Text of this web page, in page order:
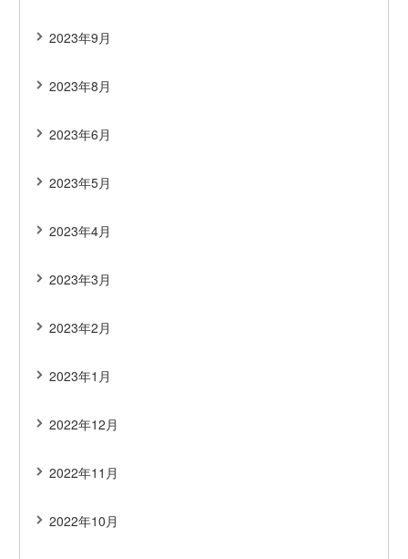
2023年9月
2023年8月
2023年6月
2023年5月
2023年4月
2023年3月
2023年2月
2023年1月
2022年12月
2022年11月
2022年10月